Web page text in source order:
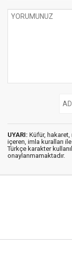
UYARI: Küfür, hakaret,
içeren, imla kuralları ile
Türkçe karakter
onaylanmamaktadır.